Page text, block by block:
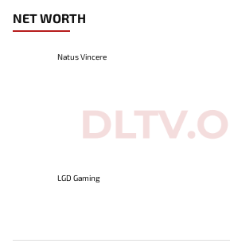
NET WORTH
Natus Vincere
LGD Gaming